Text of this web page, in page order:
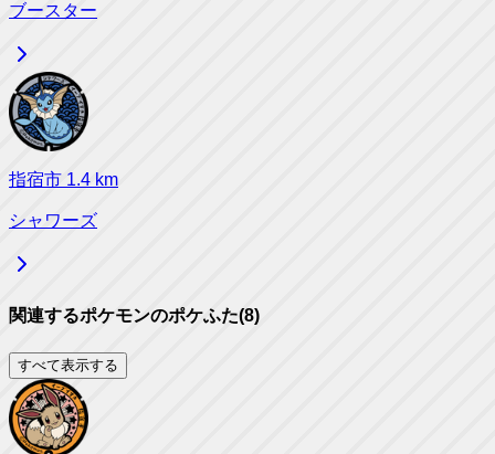
ブースター
指宿市 1.4 km
シャワーズ
関連するポケモンのポケふた(8)
すべて表示する